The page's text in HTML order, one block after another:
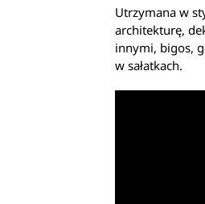
Utrzymana w
architekturę,
innymi, bigos,
w sałatkach.